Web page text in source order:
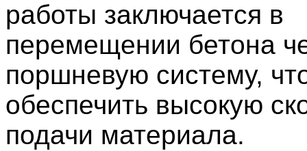
работы заключается в
перемещении бетона
поршневую систему,
обеспечить высокую
подачи материала.